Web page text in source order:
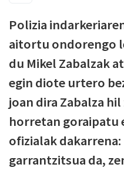
Polizia
aitortu ondorengo
du Mikel Zabalzak
egin diote urtero
joan dira Zabalza
horretan goraipatu
ofizialak
garrantzitsua da,